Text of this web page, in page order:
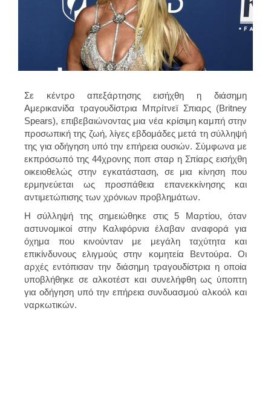
Σε κέντρο απεξάρτησης εισήχθη η διάσημη
Αμερικανίδα τραγουδίστρια Μπρίτνεϊ Σπιαρς (Britney
Spears), επιβεβαιώνοντας μια νέα κρίσιμη καμπή στην
προσωπική της ζωή, λίγες εβδομάδες μετά τη σύλληψή
της για οδήγηση υπό την επήρεια ουσιών. Σύμφωνα με
εκπρόσωπό της 44χρονης ποπ σταρ η Σπίαρς εισήχθη
οικειοθελώς στην εγκατάσταση, σε μια κίνηση που
ερμηνεύεται ως προσπάθεια επανεκκίνησης και
αντιμετώπισης των χρόνιων προβλημάτων.
Η σύλληψή της σημειώθηκε στις 5 Μαρτίου, όταν
αστυνομικοί στην Καλιφόρνιαέλαβαν αναφορά για
όχημα που κινούνταν με μεγάλη ταχύτητα και
επικίνδυνους ελιγμούς στην κομητεία Βεντούρα. Οι
αρχές εντόπισαν την διάσημη τραγουδίστρια η οποία
υποβλήθηκε σε αλκοτέστ και συνελήφθη ως ύποπτη
για οδήγηση υπό την επήρεια συνδυασμού αλκοόλ και
ναρκωτικών.